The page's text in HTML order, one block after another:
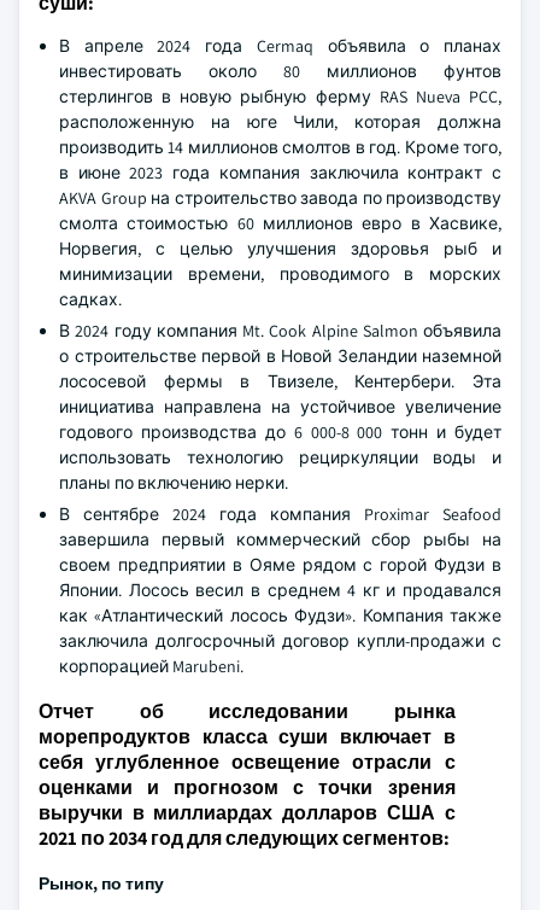
В апреле 2024 года Cermaq объявила о планах
инвестировать около 80 миллионов фунтов
стерлингов в новую рыбную ферму RAS Nueva PCC,
расположенную на юге Чили, которая должна
производить 14 миллионов смолтов в год. Кроме того,
в июне 2023 года компания заключила контракт с
AKVA Group на строительство завода по производству
смолта стоимостью 60 миллионов евро в Хасвике,
Норвегия, с целью улучшения здоровья рыб и
минимизации времени, проводимого в морских
садках.
В 2024 году компания Mt. Cook Alpine Salmon объявила
о строительстве первой в Новой Зеландии наземной
лососевой фермы в Твизеле, Кентербери. Эта
инициатива направлена на устойчивое увеличение
годового производства до 6 000-8 000 тонн и будет
использовать технологию рециркуляции воды и
планы по включению нерки.
В сентябре 2024 года компания Proximar Seafood
завершила первый коммерческий сбор рыбы на
своем предприятии в Ояме рядом с горой Фудзи в
Японии. Лосось весил в среднем 4 кг и продавался
как «Атлантический лосось Фудзи». Компания также
заключила долгосрочный договор купли-продажи с
корпорацией Marubeni.
Отчет об исследовании рынка
морепродуктов класса суши включает в
себя углубленное освещение отрасли с
оценками и прогнозом с точки зрения
выручки в миллиардах долларов США с
2021 по 2034 год для следующих сегментов:
Рынок, по типу